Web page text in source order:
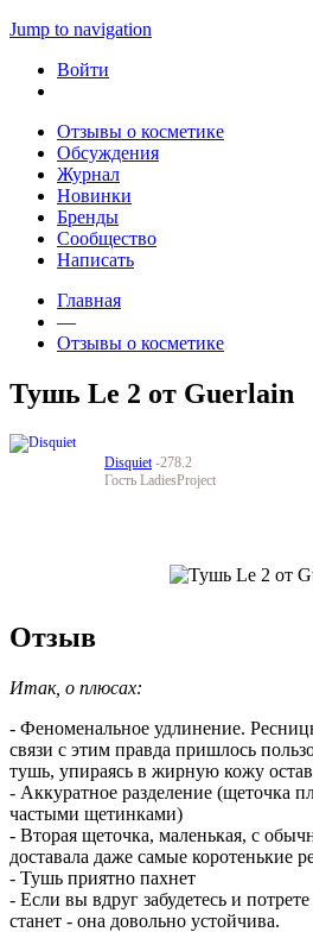
Jump to navigation
Войти
Отзывы о косметике
Обсуждения
Журнал
Новинки
Бренды
Сообщество
Написать
Главная
—
Отзывы о косметике
Тушь Le 2 от Guerlain
Disquiet -278.2
Гость LadiesProject
Отзыв
Итак, о плюсах:
- Феноменальное удлинение.
связи с этим правда пришлось
тушь, упираясь в жирную кожу
- Аккуратное разделение (щеточка
частыми щетинками)
- Вторая щеточка, маленькая, с
доставала даже самые коротенькие
- Тушь приятно пахнет
- Если вы вдруг забудетесь и
станет - она довольно устойчива.